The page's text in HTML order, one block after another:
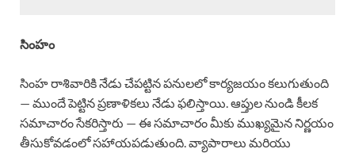
సింహం
సింహ రాశివారికి నేడు చేపట్టిన పనులలో కార్యజయం కలుగుతుంది
— ముందే పెట్టిన ప్రణాళికలు నేడు ఫలిస్తాయి. ఆప్తుల నుండి కీలక
సమాచారం సేకరిస్తారు — ఈ సమాచారం మీకు ముఖ్యమైన నిర్ణయం
తీసుకోవడంలో సహాయపడుతుంది. వ్యాపారాలు మరియు